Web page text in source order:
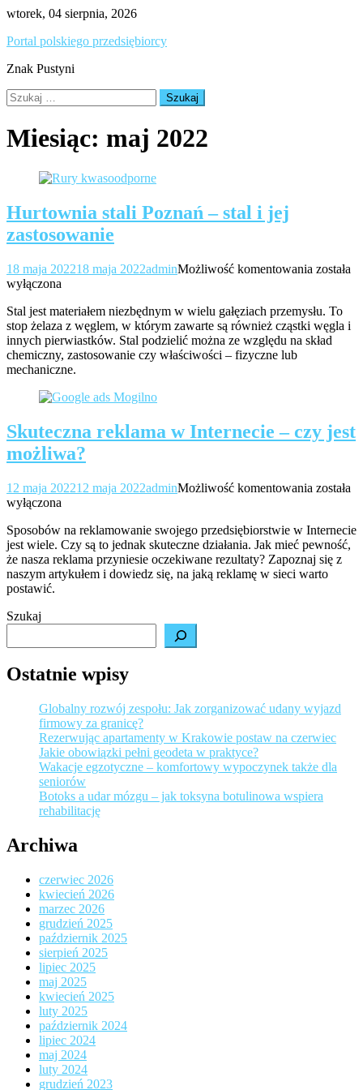
Skip
content
wtorek, 04 sierpnia, 2026
Portal polskiego przedsiębiorcy
Znak Pustyni
Szukaj:
Miesiąc: maj 2022
Hurtownia stali Poznań – stal i jej
zastosowanie
18 maja 202218 maja 2022adminMożliwość komentowania
–
stal
i
została
wyłączona
Stal jest materiałem niezbędnym w wielu gałęziach przemysłu. To
stop żelaza z węglem, w którym zawarte są również cząstki węgla i
innych pierwiastków. Stal podzielić można ze względu na skład
chemiczny, zastosowanie czy właściwości – fizyczne lub
mechaniczne.
Skuteczna reklama w Internecie – czy jest
możliwa?
12 maja 202212 maja 2022adminMożliwość komentowania
–
czy
jest
została
wyłączona
Sposobów na reklamowanie swojego przedsiębiorstwie w Internecie
jest wiele. Czy są to jednak skuteczne działania. Jak mieć pewność,
że nasza reklama przyniesie oczekiwane rezultaty? Zapoznaj się z
naszym artykułem i dowiedz się, na jaką reklamę w sieci warto
postawić.
Szukaj
Ostatnie wpisy
Globalny rozwój zespołu: Jak zorganizować udany wyjazd
firmowy za granicę?
Rezerwując apartamenty w Krakowie postaw na czerwiec
Jakie obowiązki pełni geodeta w praktyce?
Wakacje egzotyczne – komfortowy wypoczynek także dla
seniorów
Botoks a udar mózgu – jak toksyna botulinowa wspiera
rehabilitację
Archiwa
czerwiec 2026
kwiecień 2026
marzec 2026
grudzień 2025
październik 2025
sierpień 2025
lipiec 2025
maj 2025
kwiecień 2025
luty 2025
październik 2024
lipiec 2024
maj 2024
luty 2024
grudzień 2023